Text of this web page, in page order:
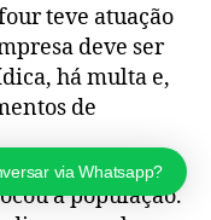
teve atuação
deve ser
há multa e,
de
a população.
via Whatsapp?